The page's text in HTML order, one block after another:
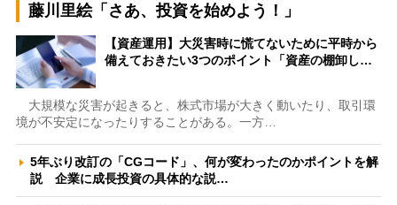
藤川里絵「さあ、投資を始めよう！」
【資産運用】大災害時に慌てないために平時から
備えておきたい3つのポイント「資産の棚卸し…
大規模な災害が起きると、株式市場が大きく動いたり、取引環
境が不安定になったりすることがある。一方…
5年ぶり改訂の「CGコード」、何が変わったのかポイントを解
説 企業に成長投資の具体的な説…